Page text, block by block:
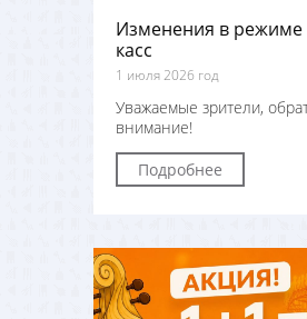
Изменения в режиме
касс
1 июля 2026 год
Уважаемые зрители,
внимание!
Подробнее